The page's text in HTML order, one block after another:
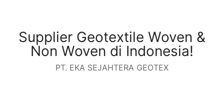
contentSupplier Geotextile Woven &
Non Woven di Indonesia!
PT. EKA SEJAHTERA GEOTEX